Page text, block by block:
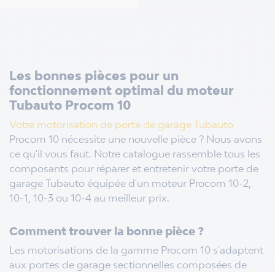
Les bonnes pièces pour un
fonctionnement optimal du moteur
Tubauto Procom 10
Votre motorisation de porte de garage Tubauto
Procom 10 nécessite une nouvelle pièce ? Nous avons
ce qu'il vous faut. Notre catalogue rassemble tous les
composants pour réparer et entretenir votre porte de
garage Tubauto équipée d'un moteur Procom 10-2,
10-1, 10-3 ou 10-4 au meilleur prix.
Comment trouver la bonne pièce ?
Les motorisations de la gamme Procom 10 s'adaptent
aux portes de garage sectionnelles composées de